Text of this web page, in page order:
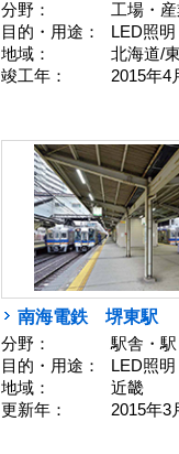
分野：
工場・
目的・用途：
LED照明
地域：
北海道/
竣工年：
2015年4
南海電鉄 堺東駅
分野：
駅舎・
目的・用途：
LED照
地域：
近畿
更新年：
2015年3